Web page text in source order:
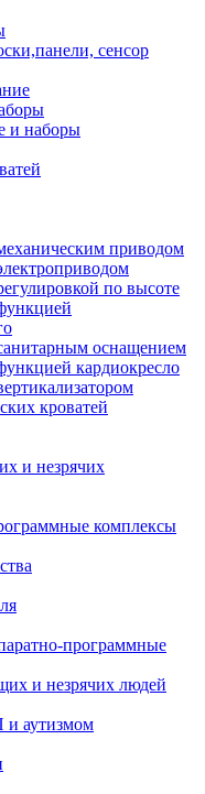
сенсор
и наборы
приводом
по высоте
оснащением
кардиокресло
кроватей
и незрячих
комплексы
программные
и незрячих людей
и аутизмом